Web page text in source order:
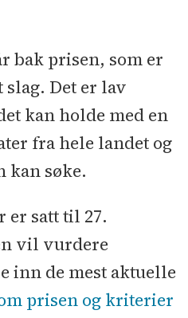
bak prisen, som er
Det er lav
kan holde med en
fra hele landet og
kan søke.
er satt til 27.
vil vurdere
inn de mest aktuelle
prisen og kriterier